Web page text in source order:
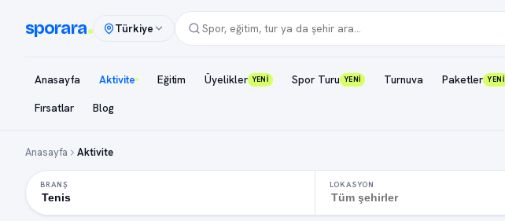
sporara Türkiye
Anasayfa Aktivite Eğitim Üyelikler YENİ Spor Turu YENİ Turnuva Paketler YENİ
Fırsatlar
Blog
Anasayfa Aktivite
BRANŞ LOKASYON